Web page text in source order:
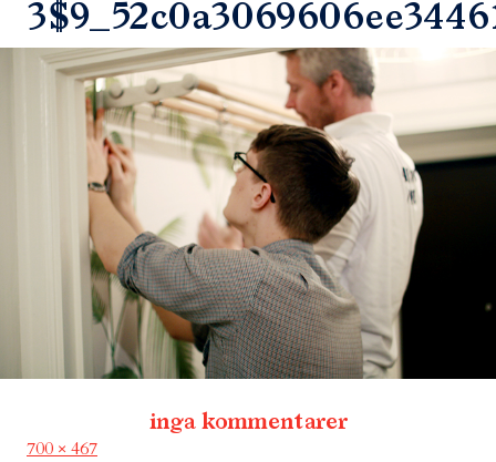
inga kommentarer
Full
700 × 467